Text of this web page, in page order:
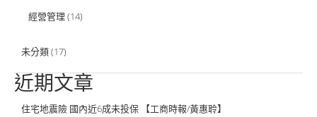
經營管理 (14)
未分類(17)
近期文章
住宅地震險 國內近6成未投保 【工商時報/黃惠聆】